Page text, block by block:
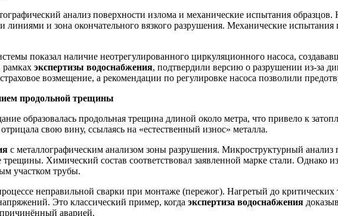
анализ поверхности излома и механические испытания
и зона окончательного вязкого разрушения. Механические испытания
показал наличие неотрегулированного циркуляционного насоса,
рамках экспертизы водоснабжения, подтвердили версию о разрушении из-за
возмещение, а рекомендации по регулировке насоса позволили
продольной трещины
образовалась продольная трещина длиной около метра, что привело к
свою вину, ссылаясь на «естественный износ» металла.
с металлографическим анализом зоны разрушения. Микроструктурный анализ
Химический состав соответствовал заявленной марке стали. Однако
участком трубы.
неправильной сварки при монтаже (пережог). Нагретый до критических
Это классический пример, когда экспертиза водоснабжения
аварией.